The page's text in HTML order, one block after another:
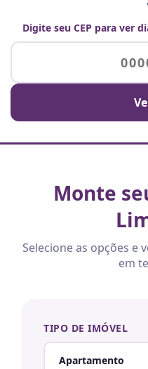
Digite seu CEP para ver
Monte
Selecione as opções e
em
TIPO DE IMÓVEL